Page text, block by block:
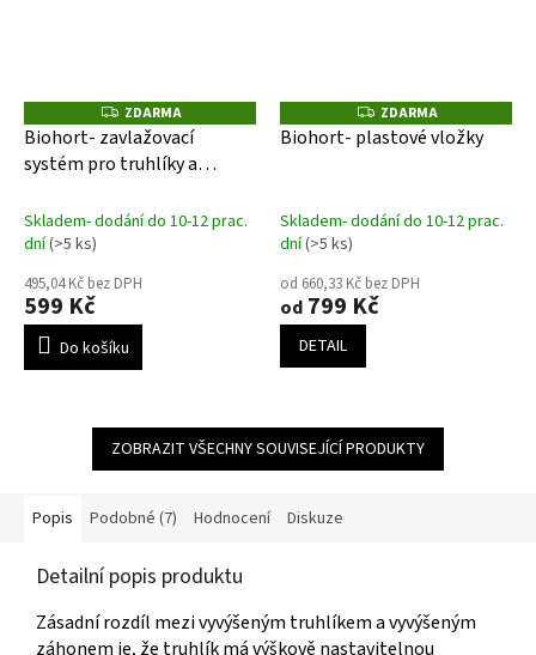
Z
D
A
R
ZDARMA
Biohort- zavlažovací
systém pro truhlíky a
Skladem- dodání do 10-12 prac.
dní(>5 ks)
495,04 Kč bez DPH
599 Kč
Do košíku
Z
D
A
ZDARMA
Biohort- plastové vložky
Skladem- dodání do 10-12 prac.
dní(>5 ks)
od 660,33 Kč bez DPH
od 799 Kč
DETAIL
ZOBRAZIT VŠECHNY SOUVISEJÍCÍ PRODUKTY
Popis Podobné (7) Hodnocení Diskuze
Detailní popis produktu
Zásadní rozdíl mezi vyvýšeným truhlíkem a vyvýšeným
záhonem je, že truhlík má výškově nastavitelnou